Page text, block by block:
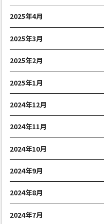
2025年4月
2025年3月
2025年2月
2025年1月
2024年12月
2024年11月
2024年10月
2024年9月
2024年8月
2024年7月